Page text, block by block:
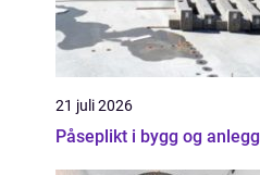
21 juli 2026
Påseplikt i bygg og anlegg